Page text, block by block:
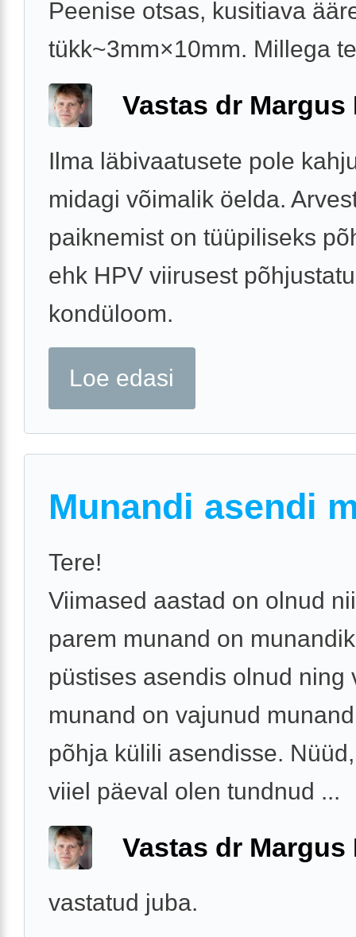
Peenise otsas, kusitiava
tükk~3mm×10mm. Millega
Vastas dr Margus
Ilma läbivaatusete pole
midagi võimalik öelda.
paiknemist on tüüpiliseks
ehk HPV viirusest
kondüloom.
Loe edasi
Munandi asendi
Tere!
Viimased aastad on olnud
parem munand on
püstises asendis olnud ning
munand on vajunud
põhja külili asendisse.
viiel päeval olen tundnud ...
Vastas dr Margus
vastatud juba.